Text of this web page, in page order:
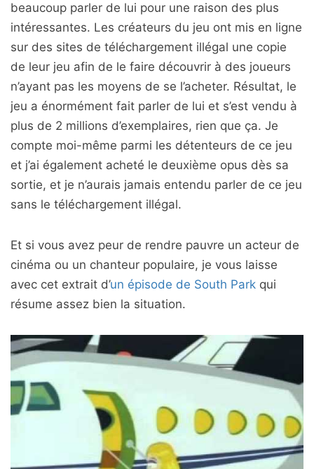
beaucoup parler de lui pour une raison des plus
intéressantes. Les créateurs du jeu ont mis en ligne
sur des sites de téléchargement illégal une copie
de leur jeu afin de le faire découvrir à des joueurs
n’ayant pas les moyens de se l’acheter. Résultat, le
jeu a énormément fait parler de lui et s’est vendu à
plus de 2 millions d’exemplaires, rien que ça. Je
compte moi-même parmi les détenteurs de ce jeu
et j’ai également acheté le deuxième opus dès sa
sortie, et je n’aurais jamais entendu parler de ce jeu
sans le téléchargement illégal.
Et si vous avez peur de rendre pauvre un acteur de
cinéma ou un chanteur populaire, je vous laisse
avec cet extrait d’un épisode de South Park qui
résume assez bien la situation.